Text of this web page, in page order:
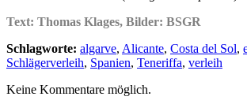
Text: Thomas Klages, Bilder: BSGR
Schlagworte: algarve, Alicante, Costa del Sol,
Schlägerverleih, Spanien, Teneriffa, verleih
Keine Kommentare möglich.